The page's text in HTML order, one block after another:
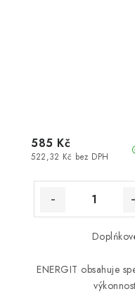
522,32 Kč bez DPH
585 Kč
ENERGIT obsahuje